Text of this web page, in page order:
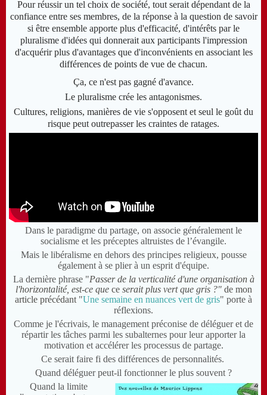
Pour réussir un tel choix de société, tout serait dépendant de la
confiance entre ses membres, de la réponse à la question de savoir
si être ensemble apporte plus d'efficacité, d'intérêts par le
pluralisme d'idées qui donnerait aux participants l'impression
d'acquérir plus d'avantages que d'inconvénients en associant les
différences de points de vue de chacun.
Ça, ce n'est pas gagné d'avance.
Le pluralisme crée les antagonismes.
Cultures, religions, manières de vie s'opposent et seul le goût du
risque peut outrepasser les craintes de ratages.
Dans le paradigme du partage, on associe généralement le
socialisme et les préceptes altruistes de l’évangile.
Mais le libéralisme en dehors des principes religieux, pousse
également à se plier à un esprit d'équipe.
La dernière phrase "Passer de la verticalité d'une organisation à
l'horizontalité, est-ce queceserait plus vert que gris ?" de mon
article précédant "Une semaine en nuances vert de gris" porte à
réflexions.
Comme je l'écrivais, le management préconise de déléguer et de
répartir les tâches parmi les subalternes pour leur apporter la
motivation et accélérer les processus de partage.
Ce serait faire fi des différences de personnalités.
Quand déléguer peut-il fonctionner le plus souvent ?
Quand la limite